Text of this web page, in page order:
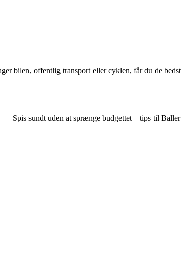
bilen, offentlig transport eller cyklen, får du de
Spis sundt uden at sprænge budgettet – tips til